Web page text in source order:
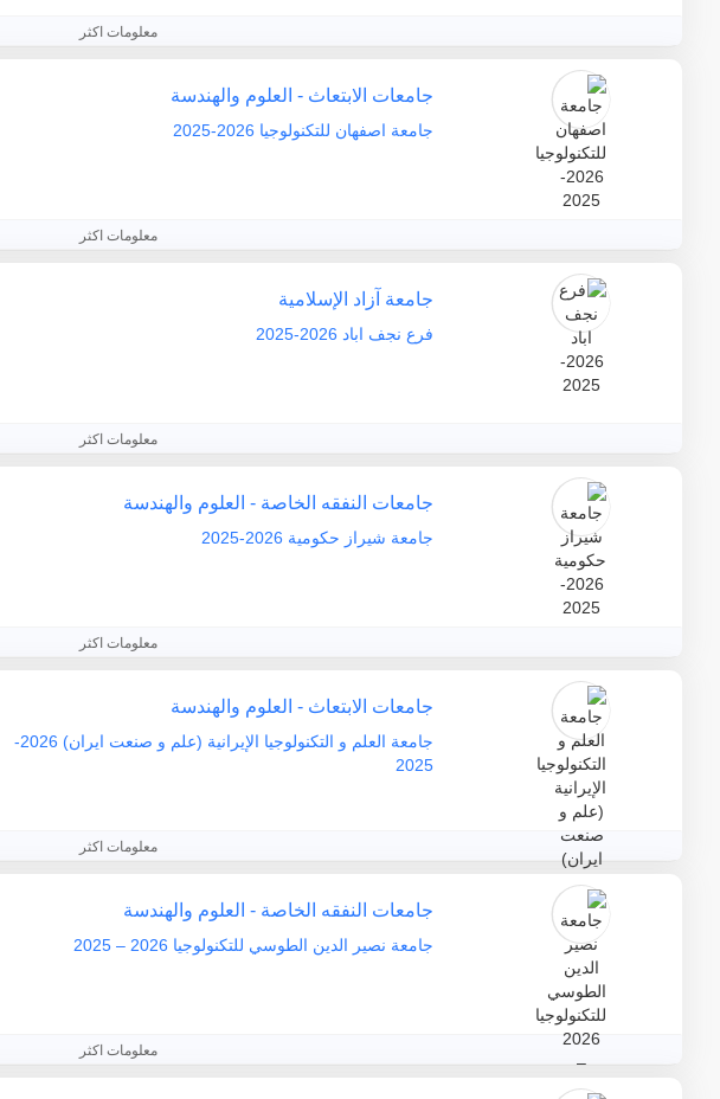
معلومات اكثر
جامعات الابتعاث - العلوم والهندسة
جامعة اصفهان للتكنولوجيا 2026-2025
معلومات اكثر
جامعة آزاد الإسلامية
فرع نجف اباد 2026-2025
معلومات اكثر
جامعات النفقه الخاصة - العلوم والهندسة
جامعة شيراز حكومية 2026-2025
معلومات اكثر
جامعات الابتعاث - العلوم والهندسة
جامعة العلم و التكنولوجيا الإيرانية (علم و صنعت ايران) 2026-
2025
معلومات اكثر
جامعات النفقه الخاصة - العلوم والهندسة
جامعة نصير الدين الطوسي للتكنولوجيا 2026 – 2025
معلومات اكثر